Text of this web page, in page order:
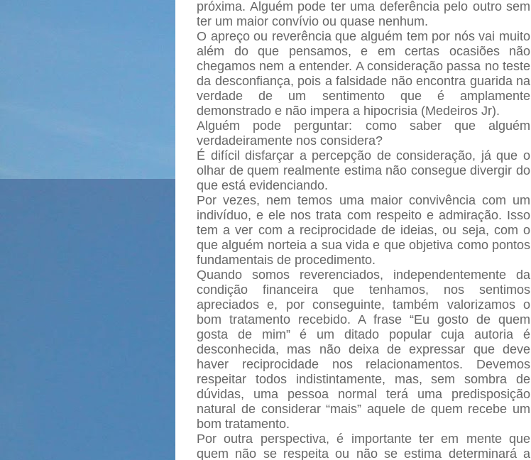
próxima. Alguém pode ter uma deferência pelo outro sem
ter um maior convívio ou quase nenhum.
O apreço ou reverência que alguém tem por nós vai muito
além do que pensamos, e em certas ocasiões não
chegamos nem a entender. A consideração passa no teste
da desconfiança, pois a falsidade não encontra guarida na
verdade de um sentimento que é amplamente
demonstrado e não impera a hipocrisia (Medeiros Jr).
Alguém pode perguntar: como saber que alguém
verdadeiramente nos considera?
É difícil disfarçar a percepção de consideração, já que o
olhar de quem realmente estima não consegue divergir do
que está evidenciando.
Por vezes, nem temos uma maior convivência com um
indivíduo, e ele nos trata com respeito e admiração. Isso
tem a ver com a reciprocidade de ideias, ou seja, com o
que alguém norteia a sua vida e que objetiva como pontos
fundamentais de procedimento.
Quando somos reverenciados, independentemente da
condição financeira que tenhamos, nos sentimos
apreciados e, por conseguinte, também valorizamos o
bom tratamento recebido. A frase “Eu gosto de quem
gosta de mim” é um ditado popular cuja autoria é
desconhecida, mas não deixa de expressar que deve
haver reciprocidade nos relacionamentos. Devemos
respeitar todos indistintamente, mas, sem sombra de
dúvidas, uma pessoa normal terá uma predisposição
natural de considerar “mais” aquele de quem recebe um
bom tratamento.
Por outra perspectiva, é importante ter em mente que
quem não se respeita ou não se estima determinará a